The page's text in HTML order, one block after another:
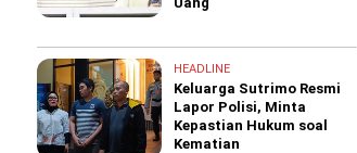
HEADLINE
Keluarga Sutrimo Resmi
Lapor Polisi, Minta
Kepastian Hukum soal
Kematian